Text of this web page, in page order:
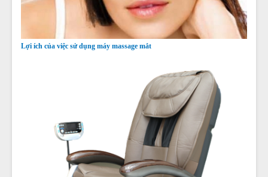
Lợi ích của việc sử dụng máy massage mắt